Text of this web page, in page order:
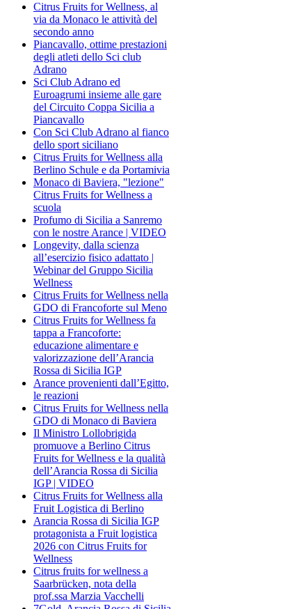
Citrus Fruits for Wellness, al
via da Monaco le attività del
secondo anno
Piancavallo, ottime prestazioni
degli atleti dello Sci club
Adrano
Sci Club Adrano ed
Euroagrumi insieme alle gare
del Circuito Coppa Sicilia a
Piancavallo
Con Sci Club Adrano al fianco
dello sport siciliano
Citrus Fruits for Wellness alla
Berlino Schule e da Portamivia
Monaco di Baviera, "lezione"
Citrus Fruits for Wellness a
scuola
Profumo di Sicilia a Sanremo
con le nostre Arance | VIDEO
Longevity, dalla scienza
all’esercizio fisico adattato |
Webinar del Gruppo Sicilia
Wellness
Citrus Fruits for Wellness nella
GDO di Francoforte sul Meno
Citrus Fruits for Wellness fa
tappa a Francoforte:
educazione alimentare e
valorizzazione dell’Arancia
Rossa di Sicilia IGP
Arance provenienti dall’Egitto,
le reazioni
Citrus Fruits for Wellness nella
GDO di Monaco di Baviera
Il Ministro Lollobrigida
promuove a Berlino Citrus
Fruits for Wellness e la qualità
dell’Arancia Rossa di Sicilia
IGP | VIDEO
Citrus Fruits for Wellness alla
Fruit Logistica di Berlino
Arancia Rossa di Sicilia IGP
protagonista a Fruit logistica
2026 con Citrus Fruits for
Wellness
Citrus fruits for wellness a
Saarbrücken, nota della
prof.ssa Marzia Vacchelli